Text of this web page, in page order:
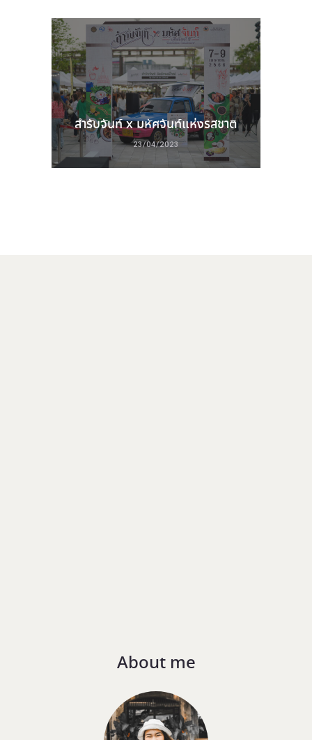
สํารับจันท์ x มหัศจันท์แห่งรสชาติ
23/04/2023
About me